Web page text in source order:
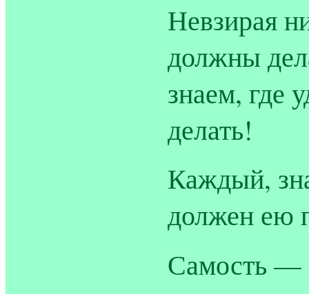
Невзирая
должны
знаем, где
делать!
Каждый,
должен ею
Самость —